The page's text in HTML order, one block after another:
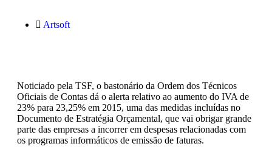
Artsoft
Noticiado pela TSF, o bastonário da Ordem dos Técnicos
Oficiais de Contas dá o alerta relativo ao aumento do IVA de
23% para 23,25% em 2015, uma das medidas incluídas no
Documento de Estratégia Orçamental, que vai obrigar grande
parte das empresas a incorrer em despesas relacionadas com
os programas informáticos de emissão de faturas.